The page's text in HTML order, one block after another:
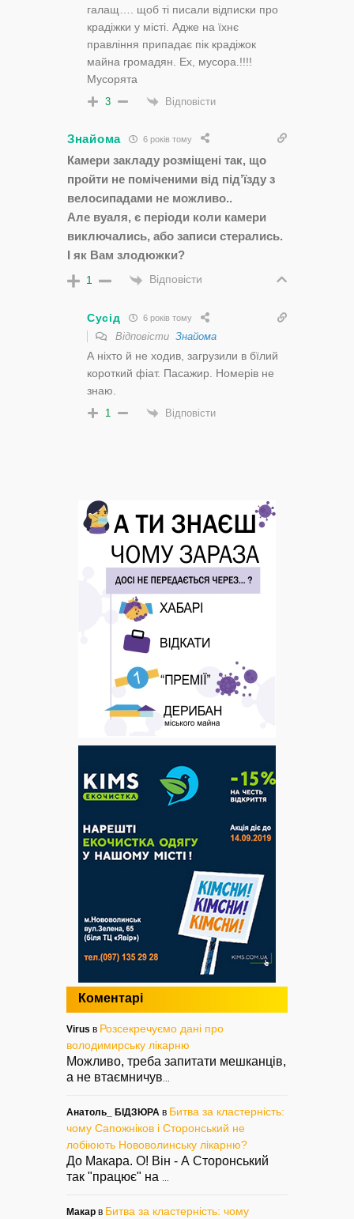
галащ…. щоб ті писали відписки про
крадіжки у місті. Адже на їхнє
правління припадає пік крадіжок
майна громадян. Ех, мусора.!!!!
Мусорята
3 Відповісти
Знайома 6 років тому
Камери закладу розміщені так, що
пройти не поміченими від під’їзду з
велосипадами не можливо..
Але вуаля, є періоди коли камери
виключались, або записи стерались.
І як Вам злодюжки?
1 Відповісти
Сусід 6 років тому
Відповісти Знайома
А ніхто й не ходив, загрузили в бїлий
короткий фіат. Пасажир. Номерів не
знаю.
1 Відповісти
Коментарі
Virus в Розсекречуємо дані про
володимирську лікарню
Можливо, треба запитати мешканців,
а не втаємничув
Анатоль_ БІДЗЮРА в Битва за кластерність:
чому Сапожніков і Сторонський не
лобіюють Нововолинську лікарню?
До Макара. О! Він - А Сторонський
так "працює" на
Макар в Битва за кластерність: чому